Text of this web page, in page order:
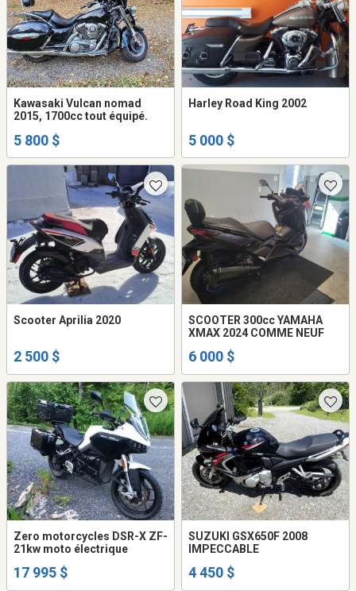
Kawasaki Vulcan nomad
2015, 1700cc tout équipé.
5 800 $
Harley Road King 2002
5 000 $
Scooter Aprilia 2020
2 500 $
SCOOTER 300cc YAMAHA
XMAX 2024 COMME NEUF
6 000 $
Zero motorcycles DSR-X ZF-
21kw moto électrique
17 995 $
SUZUKI GSX650F 2008
IMPECCABLE
4 450 $